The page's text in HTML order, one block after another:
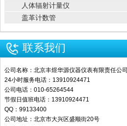
人体辐射计量仪
盖革计数管
联系我们
公司名称：北京丰煜华源仪器仪表有限责任公司
24小时服务电话：13910924471
公司电话：010-65264544
节假日值班电话：13910924471
QQ：99133400
公司地址：北京市大兴区盛顺街20号